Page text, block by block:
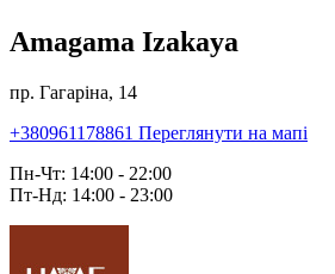
Amagama Izakaya
пр. Гагаріна, 14
+380961178861 Переглянути на мапі
Пн-Чт: 14:00 - 22:00
Пт-Нд: 14:00 - 23:00